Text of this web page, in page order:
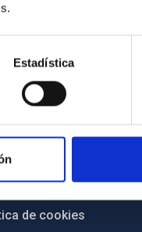
Estadística
DEL IAC
web
de privacidad
de cookies